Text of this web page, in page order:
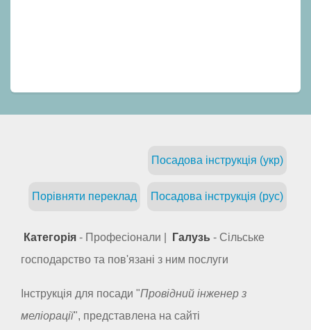
Посадова інструкція (укр)
Посадова інструкція (рус)
Порівняти переклад
Категорія - Професіонали | Галузь - Сільське
господарство та пов'язані з ним послуги
Інструкція для посади "Провідний інженер з
меліорації", представлена на сайті